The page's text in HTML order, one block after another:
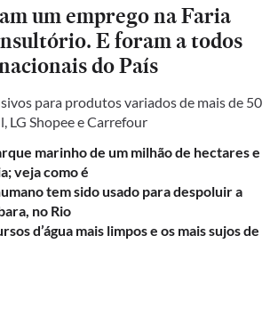
um emprego na Faria
E foram a todos
do País
para produtos variados de mais de 50
LG Shopee e Carrefour
marinho de um milhão de hectares e
veja como é
tem sido usado para despoluir a
no Rio
d’água mais limpos e os mais sujos de